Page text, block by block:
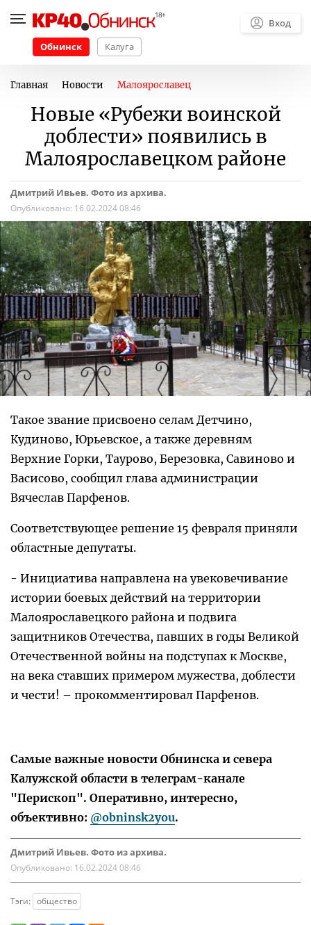
Обнинск Калуга
Вход
Главная Новости Малоярославец
Новые «Рубежи воинской
доблести» появились в
Малоярославецком районе
Дмитрий Ивьев. Фото из архива.
Опубликовано: 16.02.2024 08:46
Такое звание присвоено селам Детчино,
Кудиново, Юрьевское, а также деревням
Верхние Горки, Таурово, Березовка, Савиново и
Васисово, сообщил глава администрации
Вячеслав Парфенов.
Соответствующее решение 15 февраля приняли
областные депутаты.
- Инициатива направлена на увековечивание
истории боевых действий на территории
Малоярославецкого района и подвига
защитников Отечества, павших в годы Великой
Отечественной войны на подступах к Москве,
на века ставших примером мужества, доблести
и чести! – прокомментировал Парфенов.
Самые важные новости Обнинска и севера
Калужской области в телеграм-канале
"Перископ". Оперативно, интересно,
объективно: @obninsk2you.
Дмитрий Ивьев. Фото из архива.
Опубликовано: 16.02.2024 08:46
Тэги: общество